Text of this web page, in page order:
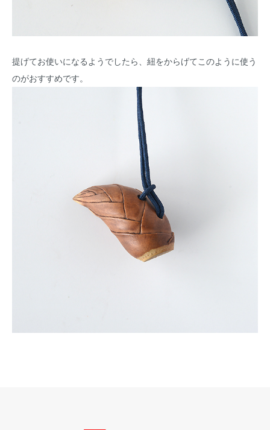
提げてお使いになるようでしたら、紐をからげてこのように使う
のがおすすめです。